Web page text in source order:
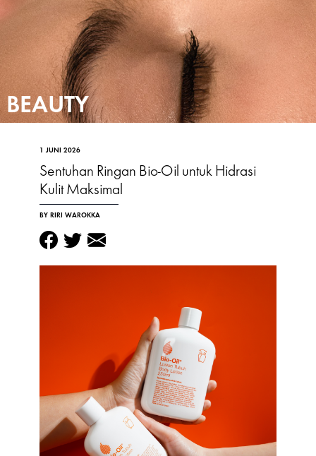
BEAUTY
1 JUNI 2026
Sentuhan Ringan Bio-Oil untuk Hidrasi
Kulit Maksimal
BY RIRI WAROKKA